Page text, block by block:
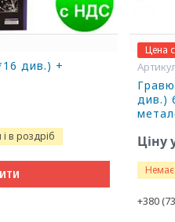
див.) +
в роздріб
Цена
див.)
Ціну
Немає
+380